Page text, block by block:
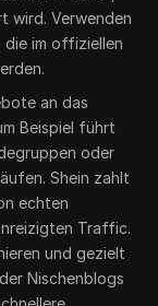
wird. Verwenden
im offiziellen
an das
Beispiel führt
oder
Shein zahlt
echten
Traffic.
und gezielt
Nischenblogs